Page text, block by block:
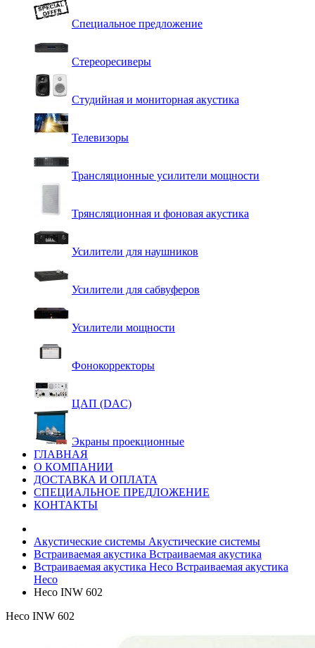
Специальное предложение
Стереоресиверы
Студийная и мониторная акустика
Телевизоры
Трансляционные усилители мощности
Трянсляционная и фоновая акустика
Усилители для наушников
Усилители для сабвуферов
Усилители мощности
Фонокорректоры
ЦАП (DAC)
Экраны проекционные
ГЛАВНАЯ
О КОМПАНИИ
ДОСТАВКА И ОПЛАТА
СПЕЦИАЛЬНОЕ ПРЕДЛОЖЕНИЕ
КОНТАКТЫ
Акустические системы Акустические системы
Встраиваемая акустика Встраиваемая акустика
Встраиваемая акустика Heco Встраиваемая акустика
Heco
Heco INW 602
Heco INW 602